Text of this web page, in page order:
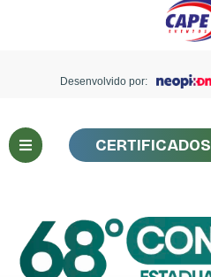
Desenvolvido por:
CERTIFICADOS